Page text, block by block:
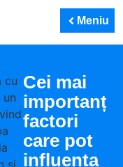
Meniu
Cei mai
importanți
factori
care pot
influența